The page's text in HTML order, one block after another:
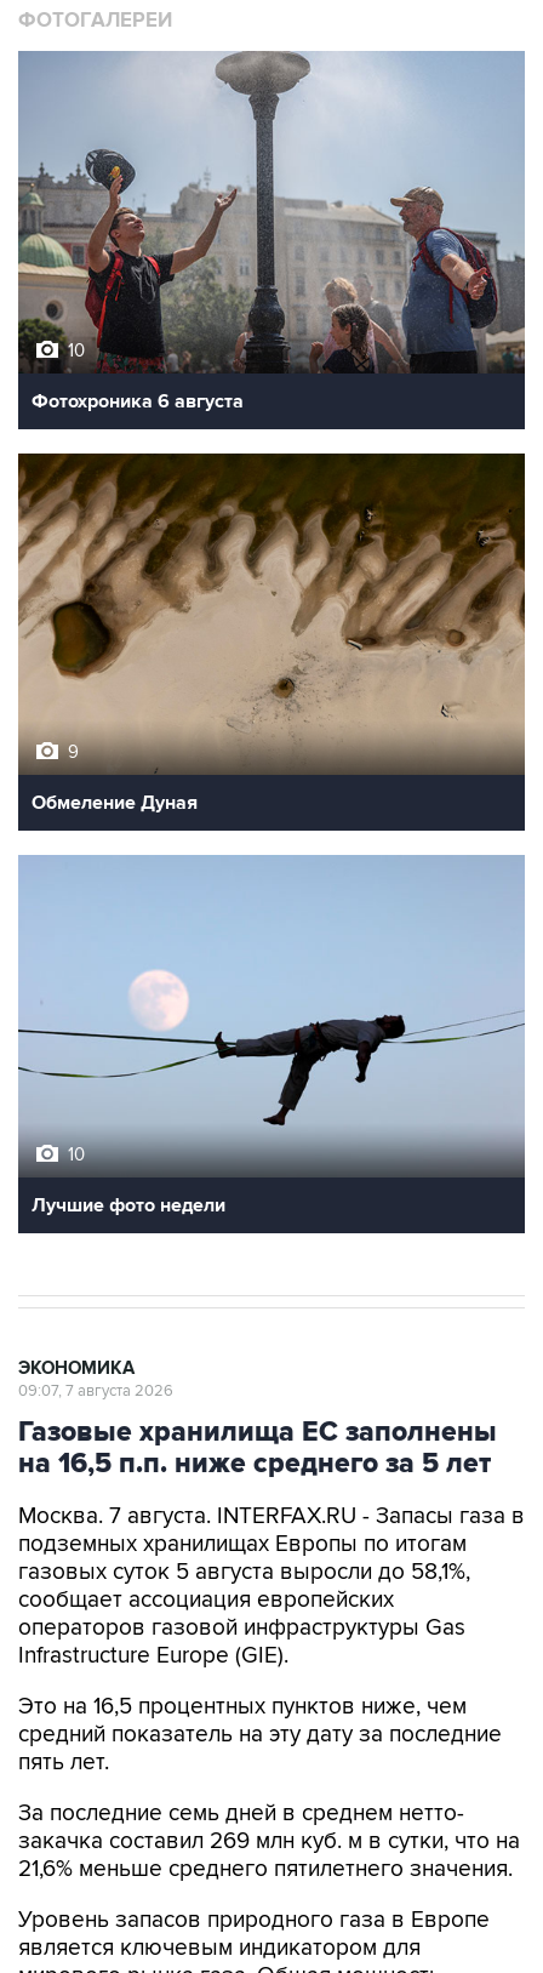
ФОТОГАЛЕРЕИ
10
Фотохроника 6 августа
9
Обмеление Дуная
10
Лучшие фото недели
ЭКОНОМИКА
09:07, 7 августа 2026
Газовые хранилища ЕС заполнены
на 16,5 п.п. ниже среднего за 5 лет
Москва. 7 августа. INTERFAX.RU - Запасы газа в
подземных хранилищах Европы по итогам
газовых суток 5 августа выросли до 58,1%,
сообщает ассоциация европейских
операторов газовой инфраструктуры Gas
Infrastructure Europe (GIE).
Это на 16,5 процентных пунктов ниже, чем
средний показатель на эту дату за последние
пять лет.
За последние семь дней в среднем нетто-
закачка составил 269 млн куб. м в сутки, что на
21,6% меньше среднего пятилетнего значения.
Уровень запасов природного газа в Европе
является ключевым индикатором для